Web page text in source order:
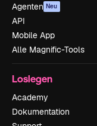
Agenten Neu
API
Mobile App
Alle Magnific-Tools
Loslegen
Academy
Dokumentation